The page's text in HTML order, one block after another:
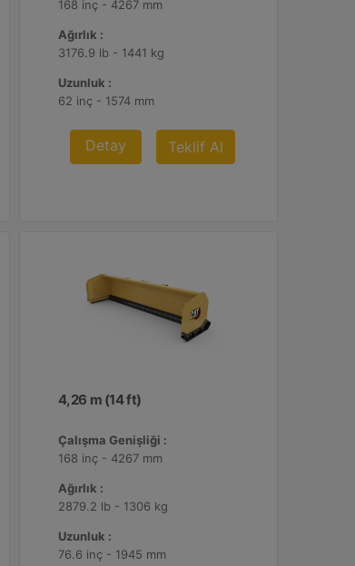
168 inç - 4267 mm
Ağırlık :
3176.9 lb - 1441 kg
Uzunluk :
62 inç - 1574 mm
Detay Teklif Al
4,26 m (14 ft)
Çalışma Genişliği :
168 inç - 4267 mm
Ağırlık :
2879.2 lb - 1306 kg
Uzunluk :
76.6 inç - 1945 mm